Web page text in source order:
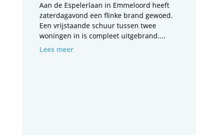
Aan de Espelerlaan in Emmeloord heeft
zaterdagavond een flinke brand gewoed.
Een vrijstaande schuur tussen twee
woningen in is compleet uitgebrand....
Lees meer